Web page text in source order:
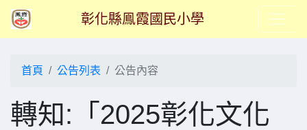
彰化縣鳯霞國民小學
首頁 公告列表 公告內容
轉知:「2025彰化文化